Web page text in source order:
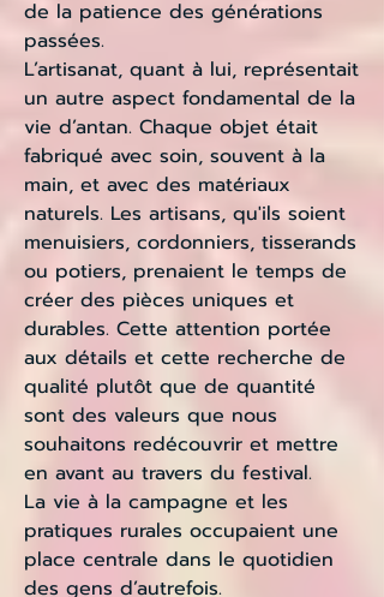
de la patience des générations
passées.
L’artisanat, quant à lui, représentait
un autre aspect fondamental de la
vie d’antan. Chaque objet était
fabriqué avec soin, souvent à la
main, et avec des matériaux
naturels. Les artisans, qu'ils soient
menuisiers, cordonniers, tisserands
ou potiers, prenaient le temps de
créer des pièces uniques et
durables. Cette attention portée
aux détails et cette recherche de
qualité plutôt que de quantité
sont des valeurs que nous
souhaitons redécouvrir et mettre
en avant au travers du festival.
La vie à la campagne et les
pratiques rurales occupaient une
place centrale dans le quotidien
des gens d’autrefois.